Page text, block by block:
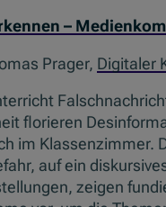
–
Prager, Digitaler
florieren
im Klassenzimmer.
auf ein
zeigen